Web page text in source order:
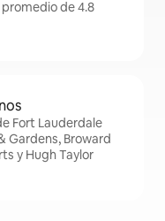
de 4.8
Fort Lauderdale
Gardens, Broward
y Hugh Taylor